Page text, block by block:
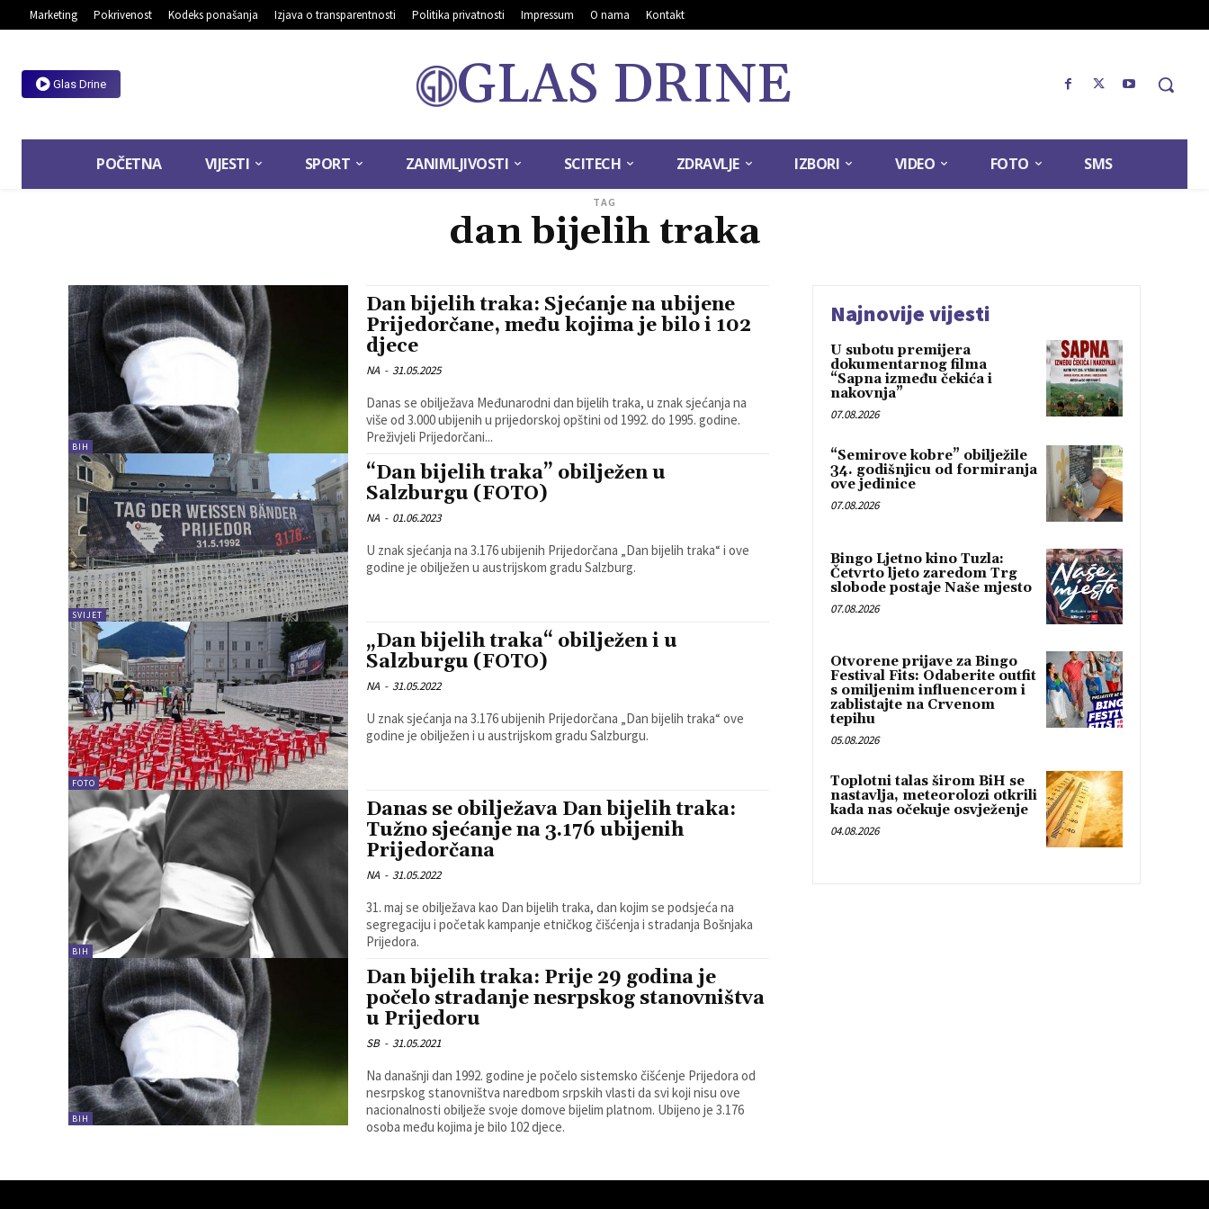
Marketing Pokrivenost Kodeks ponašanja Izjava o transparentnosti Politika privatnosti Impressum O nama Kontakt
Glas Drine GLAS DRINE
POČETNA VIJESTI SPORT ZANIMLJIVOSTI SCITECH ZDRAVLJE IZBORI VIDEO FOTO SMS
TAG
dan bijelih traka
BIH
Dan bijelih traka: Sjećanje na ubijene
Prijedorčane, među kojima je bilo i 102
djece
NA - 31.05.2025
Danas se obilježava Međunarodni dan bijelih traka, u znak sjećanja na
više od 3.000 ubijenih u prijedorskoj opštini od 1992. do 1995. godine.
Preživjeli Prijedorčani...
SVIJET
“Dan bijelih traka” obilježen u
Salzburgu (FOTO)
NA - 01.06.2023
U znak sjećanja na 3.176 ubijenih Prijedorčana „Dan bijelih traka“ i ove
godine je obilježen u austrijskom gradu Salzburg.
FOTO
„Dan bijelih traka“ obilježen i u
Salzburgu (FOTO)
NA - 31.05.2022
U znak sjećanja na 3.176 ubijenih Prijedorčana „Dan bijelih traka“ ove
godine je obilježen i u austrijskom gradu Salzburgu.
BIH
Danas se obilježava Dan bijelih traka:
Tužno sjećanje na 3.176 ubijenih
Prijedorčana
NA - 31.05.2022
31. maj se obilježava kao Dan bijelih traka, dan kojim se podsjeća na
segregaciju i početak kampanje etničkog čišćenja i stradanja Bošnjaka
Prijedora.
BIH
Dan bijelih traka: Prije 29 godina je
počelo stradanje nesrpskog stanovništva
u Prijedoru
SB - 31.05.2021
Na današnji dan 1992. godine je počelo sistemsko čišćenje Prijedora od
nesrpskog stanovništva naredbom srpskih vlasti da svi koji nisu ove
nacionalnosti obilježe svoje domove bijelim platnom. Ubijeno je 3.176
osoba među kojima je bilo 102 djece.
Najnovije vijesti
U subotu premijera
dokumentarnog filma
“Sapna između čekića i
nakovnja”
07.08.2026
“Semirove kobre” obilježile
34. godišnjicu od formiranja
ove jedinice
07.08.2026
Bingo Ljetno kino Tuzla:
Četvrto ljeto zaredom Trg
slobode postaje Naše mjesto
07.08.2026
Otvorene prijave za Bingo
Festival Fits: Odaberite outfit
s omiljenim influencerom i
zablistajte na Crvenom
tepihu
05.08.2026
Toplotni talas širom BiH se
nastavlja, meteorolozi otkrili
kada nas očekuje osvježenje
04.08.2026